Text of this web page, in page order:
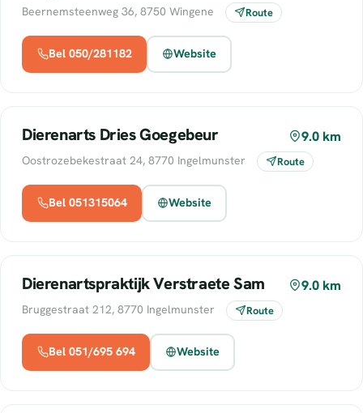
Beernemsteenweg 36, 8750 Wingene Route
Bel 050/281182 Website
Dierenarts Dries Goegebeur 9.0 km
Oostrozebekestraat 24, 8770 Ingelmunster Route
Bel 051315064 Website
Dierenartspraktijk Verstraete Sam 9.0 km
Bruggestraat 212, 8770 Ingelmunster Route
Bel 051/695 694 Website